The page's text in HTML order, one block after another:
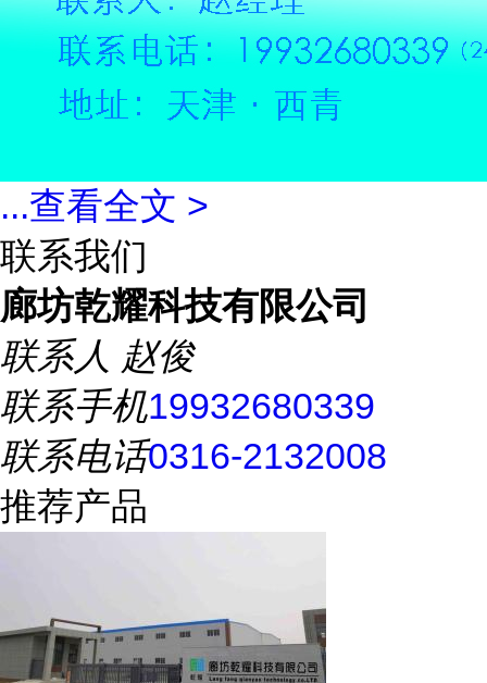
...查看全文 >
联系我们
廊坊乾耀科技有限公司
联系人 赵俊
联系手机19932680339
联系电话0316-2132008
推荐产品